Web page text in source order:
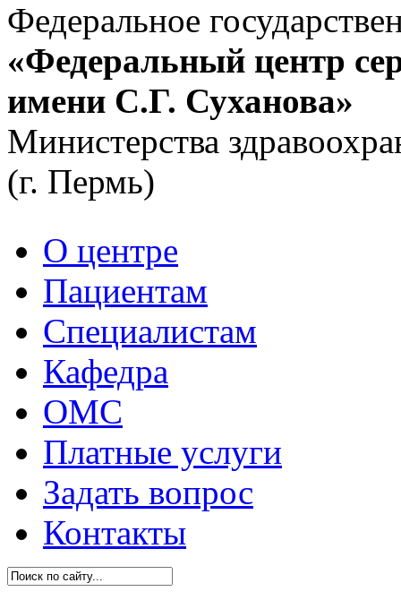
Федеральное
«Федеральный центр
имени С.Г. Суханова»
Министерства
(г. Пермь)
О центре
Пациентам
Специалистам
Кафедра
ОМС
Платные услуги
Задать вопрос
Контакты